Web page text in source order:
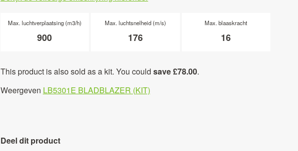
Max. luchtverplaatsing (m3/h)
900
Max. luchtsnelheid (m/s)
176
Max. blaaskracht
16
This product is also sold as a kit. You could save £78.00.
Weergeven LB5301E BLADBLAZER (KIT)
Deel dit product